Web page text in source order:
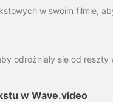
w Wave.video